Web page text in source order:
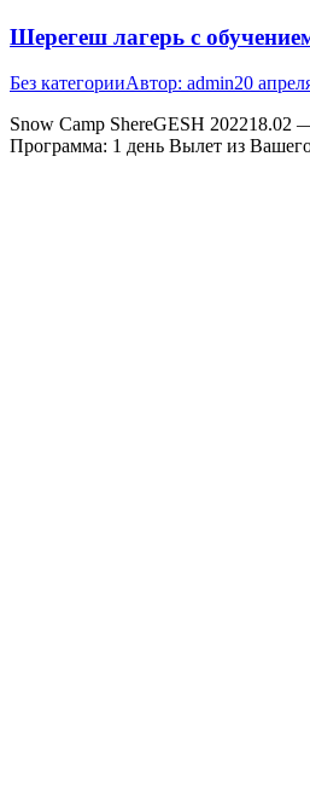
Шерегеш лагерь с
Без категорииАвтор: admin20
Snow Camp ShereGESH
Программа: 1 день Вылет из